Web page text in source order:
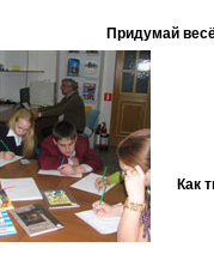
Придумай
Как